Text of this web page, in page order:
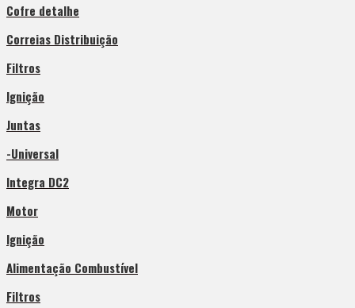
Cofre detalhe
Correias Distribuição
Filtros
Ignição
Juntas
-Universal
Integra DC2
Motor
Ignição
Alimentação Combustível
Filtros